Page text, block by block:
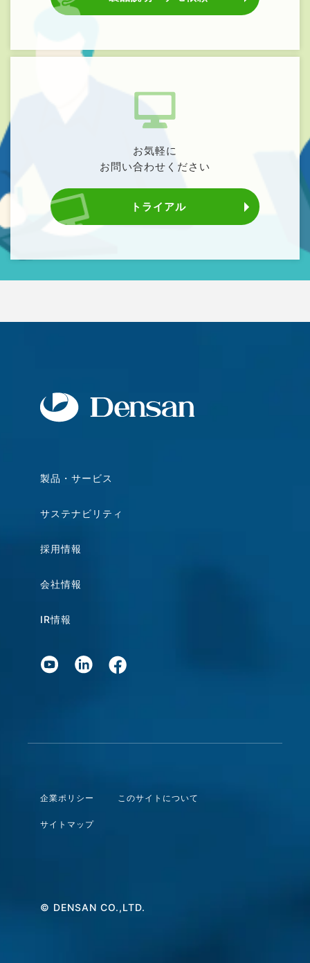
お気軽に
お問い合わせください
トライアル
製品・サービス
サステナビリティ
採用情報
会社情報
IR情報
© DENSAN CO.,LTD.
企業ポリシー このサイトについて
サイトマップ